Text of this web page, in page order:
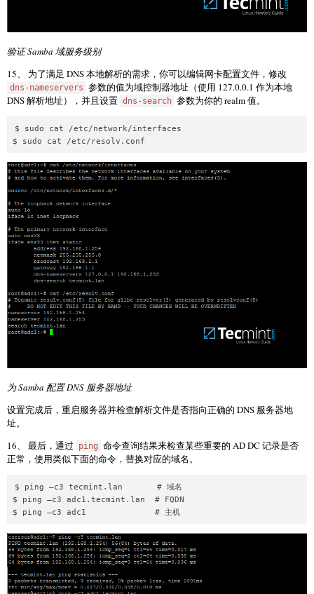
验证 Samba 域服务级别
15、 为了满足 DNS 本地解析的需求，你可以编辑网卡配置文件，修改
dns-nameservers 参数的值为域控制器地址（使用 127.0.0.1 作为本地
DNS 解析地址），并且设置 dns-search 参数为你的 realm 值。
$ sudo cat /etc/network/interfaces
为 Samba 配置 DNS 服务器地址
设置完成后，重启服务器并检查解析文件是否指向正确的 DNS 服务器地
址。
16、 最后，通过 ping 命令查询结果来检查某些重要的 AD DC 记录是否
正常，使用类似下面的命令，替换对应的域名。
$ ping –c3 tecmint.lan       # 域名
$ ping –c3 adc1.tecmint.lan  # FQDN